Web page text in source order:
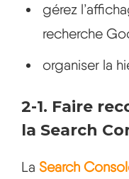
gérez
recherche
organiser la
2-1. Faire
la Search
La Search